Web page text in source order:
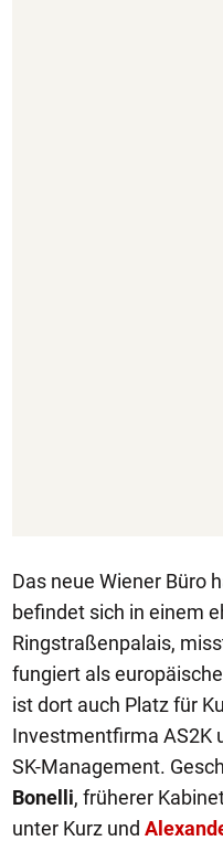
Das neue Wiener Büro
befindet sich in einem
Ringstraßenpalais,
fungiert als
ist dort auch Platz für
Investmentfirma AS2K
SK-Management.
Bonelli, früherer
unter Kurz und